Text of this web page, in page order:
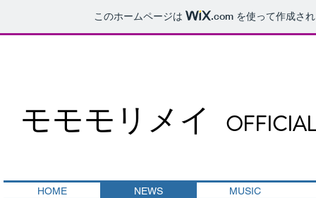
このホームページは .com を使って作成さ
​モモモリメイ
HOME NEWS MUSIC